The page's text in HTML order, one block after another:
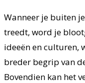
Wanneer je buiten
treedt, word je
ideeën en culturen,
breder begrip van
Bovendien kan het